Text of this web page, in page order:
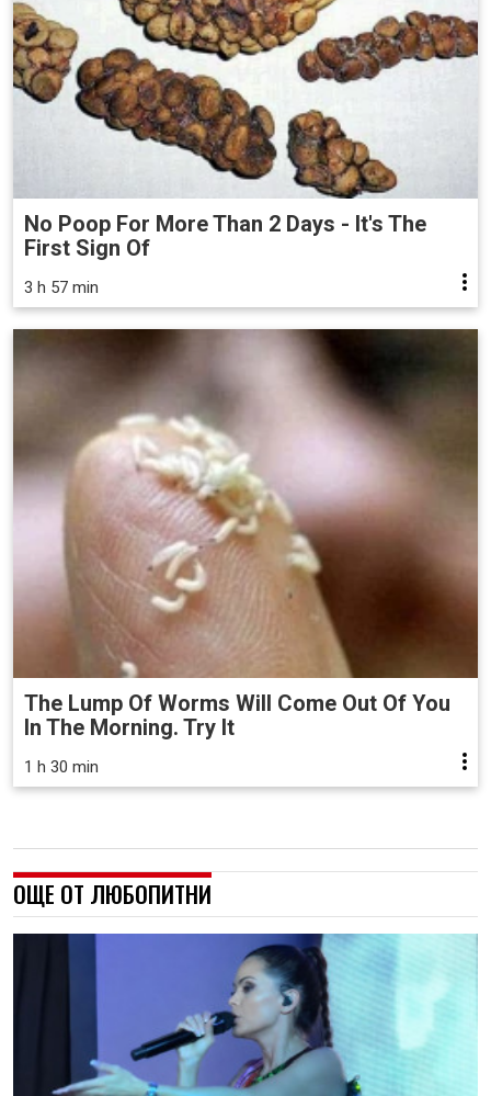
No Poop For More Than 2 Days - It's The
First Sign Of
3 h 57 min
The Lump Of Worms Will Come Out Of You
In The Morning. Try It
1 h 30 min
ОЩЕ ОТ ЛЮБОПИТНИ